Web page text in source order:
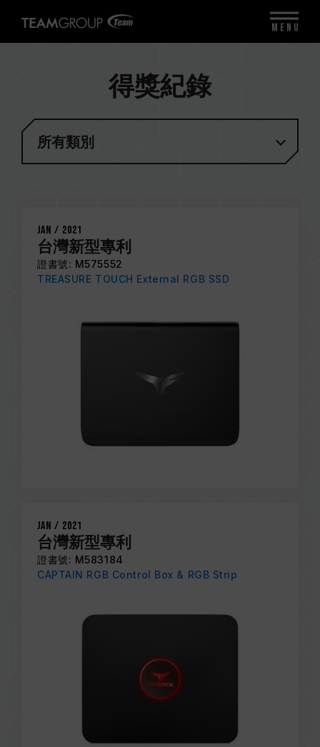
得獎紀錄
所有類別
Jan / 2021
台灣新型專利
證書號: M575552
TREASURE TOUCH External RGB SSD
Jan / 2021
台灣新型專利
證書號: M583184
CAPTAIN RGB Control Box & RGB Strip
MENU